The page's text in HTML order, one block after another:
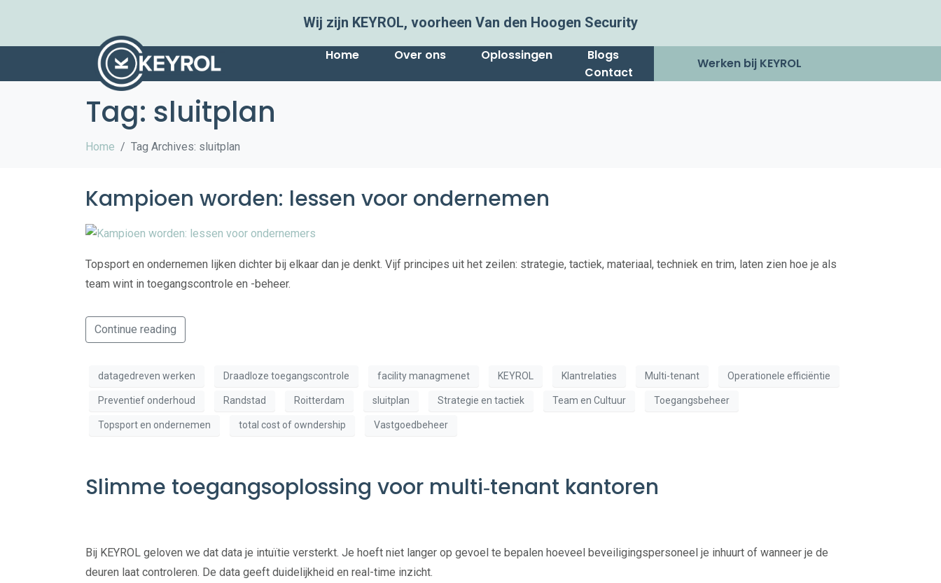
Wij zijn KEYROL, voorheen Van den Hoogen Security
Home Over ons Oplossingen
Blogs
Contact
Werken bij KEYROL
Tag: sluitplan
Home Tag Archives: sluitplan
Kampioen worden: lessen voor ondernemen
Topsport en ondernemen lijken dichter bij elkaar dan je denkt. Vijf principes uit het zeilen: strategie, tactiek, materiaal, techniek en trim, laten zien hoe je als
team wint in toegangscontrole en -beheer.
Continue reading
datagedreven werken Draadloze toegangscontrole facility managmenet KEYROL Klantrelaties Multi-tenant Operationele efficiëntie
Preventief onderhoud Randstad Roitterdam sluitplan Strategie en tactiek Team en Cultuur Toegangsbeheer
Topsport en ondernemen total cost of owndership Vastgoedbeheer
Slimme toegangsoplossing voor multi‑tenant kantoren
Bij KEYROL geloven we dat data je intuïtie versterkt. Je hoeft niet langer op gevoel te bepalen hoeveel beveiligingspersoneel je inhuurt of wanneer je de
deuren laat controleren. De data geeft duidelijkheid en real-time inzicht.